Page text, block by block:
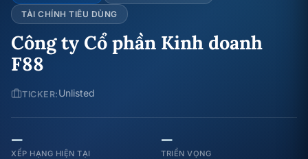
TÀI CHÍNH TIÊU DÙNG
Công ty Cổ phần Kinh doanh
F88
TICKER: Unlisted
—
XẾP HẠNG HIỆN TẠI
—
TRIỂN VỌNG